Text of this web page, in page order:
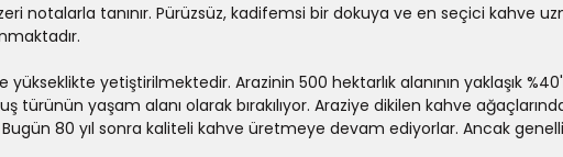
notalarla tanınır. Pürüzsüz, kadifemsi bir dokuya ve en seçici kahve
yetiştirilmektedir. Arazinin 500 hektarlık alanının yaklaşık
yaşam alanı olarak bırakılıyor. Araziye dikilen kahve
80 yıl sonra kaliteli kahve üretmeye devam ediyorlar. Ancak